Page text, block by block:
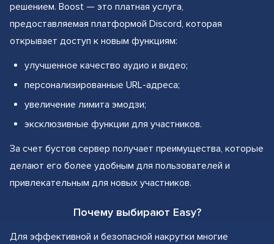
решением. Boost — это платная услуга,
предоставляемая платформой Discord, которая
открывает доступ к новым функциям:
улучшенное качество аудио и видео;
персонализированные URL-адреса;
увеличение лимита эмодзи;
эксклюзивные функции для участников.
За счет бустов сервер получает преимущества, которые
делают его более удобным для пользователей и
привлекательным для новых участников.
Почему выбирают Easy?
Для эффективной и безопасной накрутки многие